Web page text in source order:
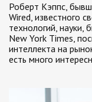
Роберт Кэппс,
Wired, известного
технологий, науки,
New York Times,
интеллекта на
есть много